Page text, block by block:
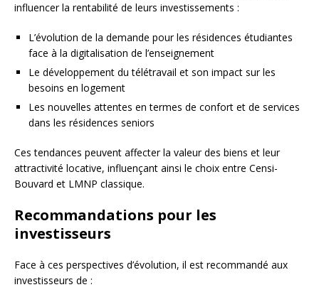
influencer la rentabilité de leurs investissements :
L’évolution de la demande pour les résidences étudiantes
face à la digitalisation de l’enseignement
Le développement du télétravail et son impact sur les
besoins en logement
Les nouvelles attentes en termes de confort et de services
dans les résidences seniors
Ces tendances peuvent affecter la valeur des biens et leur
attractivité locative, influençant ainsi le choix entre Censi-
Bouvard et LMNP classique.
Recommandations pour les
investisseurs
Face à ces perspectives d’évolution, il est recommandé aux
investisseurs de :